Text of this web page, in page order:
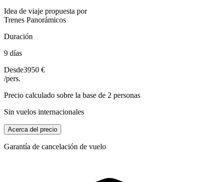
Idea de viaje propuesta por
Trenes Panorámicos
Duración
9 días
Desde3950 €
/pers.
Precio calculado sobre la base de 2 personas
Sin vuelos internacionales
Acerca del precio
Garantía de cancelación de vuelo